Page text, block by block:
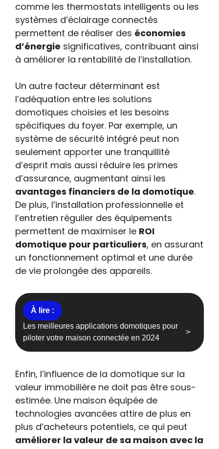
comme les thermostats intelligents ou les
systèmes d’éclairage connectés
permettent de réaliser des économies
d’énergie significatives, contribuant ainsi
à améliorer la rentabilité de l’installation.
Un autre facteur déterminant est
l’adéquation entre les solutions
domotiques choisies et les besoins
spécifiques du foyer. Par exemple, un
système de sécurité intégré peut non
seulement apporter une tranquillité
d’esprit mais aussi réduire les primes
d’assurance, augmentant ainsi les
avantages financiers de la domotique.
De plus, l’installation professionnelle et
l’entretien régulier des équipements
permettent de maximiser le ROI
domotique pour particuliers, en assurant
un fonctionnement optimal et une durée
de vie prolongée des appareils.
Les meilleures applications domotiques pour
piloter votre maison connectée en 2024
Enfin, l’influence de la domotique sur la
valeur immobilière ne doit pas être sous-
estimée. Une maison équipée de
technologies avancées attire de plus en
plus d’acheteurs potentiels, ce qui peut
améliorer la valeur de sa maison avec la